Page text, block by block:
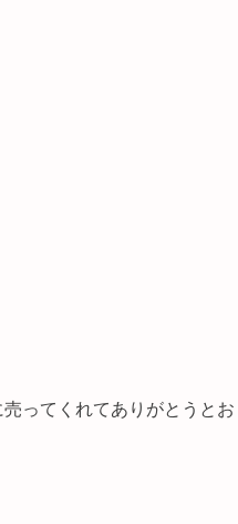
ってくれてありがとうとお